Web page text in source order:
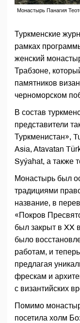
Монастырь Панагия
Туркменские
рамках
женский
Трабзоне,
памятников
черноморском
В состав
представители
Туркменистан»,
Asia, Atavatan
Syýahat, а также
Монастырь был
традициями
название, в
«Покров
был закрыт в XX
было
работам, и
предлагая
фрескам и
с византийских
Помимо
посетила холм